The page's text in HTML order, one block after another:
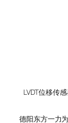
LVDT位移传
德阳东方一力